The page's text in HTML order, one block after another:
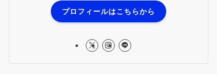
プロフィールはこちらから